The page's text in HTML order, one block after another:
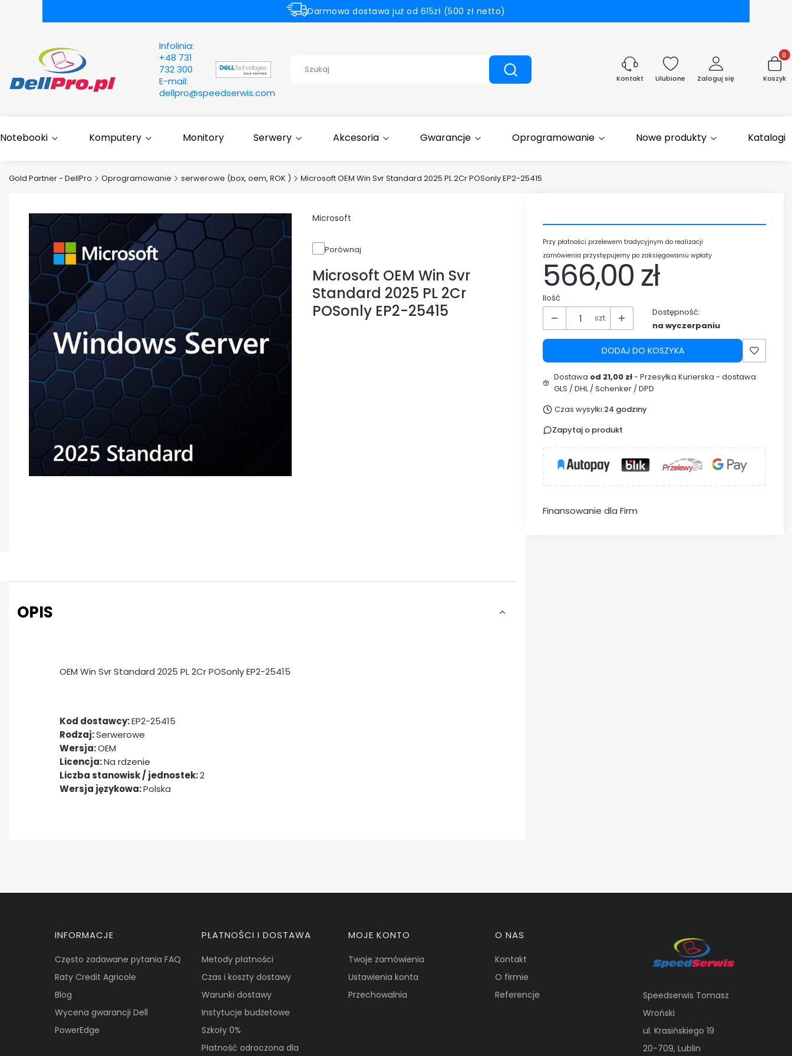
Darmowa dostawa już od 615zł (500 zł netto)
Infolinia:
+48 731
732 300
E-mail:
dellpro@speedserwis.com
WyczyśćSzukaj Kontakt Ulubione Zaloguj się Koszyk
Notebooki Komputery Monitory Serwery Akcesoria Gwarancje Oprogramowanie Nowe produkty Katalogi
Gold Partner - DellPro Oprogramowanie serwerowe (box, oem, ROK ) Microsoft OEM Win Svr Standard 2025 PL 2Cr POSonly EP2-25415
Microsoft
Porównaj
Microsoft OEM Win Svr
Standard 2025 PL 2Cr
POSonly EP2-25415
OPIS
OEM Win Svr Standard 2025 PL 2Cr POSonly EP2-25415
Kod dostawcy:EP2-25415
Rodzaj:Serwerowe
Wersja:OEM
Licencja:Na rdzenie
Liczba stanowisk / jednostek:2
Wersja językowa:Polska
Przy płatności przelewem tradycyjnym do realizacji
zamówienia przystępujemy po zaksięgowaniu wpłaty
566,00 zł
Ilość
szt.
Dostępność:
na wyczerpaniu
DODAJ DO KOSZYKA
Dostawa od 21,00 zł- Przesyłka Kurierska - dostawa
GLS / DHL / Schenker / DPD
Czas wysyłki:24 godziny
Zapytaj o produkt
Finansowanie dla Firm
Linki w stopce
INFORMACJE
Często zadawane pytania FAQ
Raty Credit Agricole
Blog
Wycena gwarancji Dell
PowerEdge
PŁATNOŚCI I DOSTAWA
Metody płatności
Czas i koszty dostawy
Warunki dostawy
Instytucje budżetowe
Szkoły 0%
Płatność odroczona dla
MOJE KONTO
Twoje zamówienia
Ustawienia konta
Przechowalnia
O NAS
Kontakt
O firmie
Referencje
Speedserwis Tomasz
Wroński
ul. Krasińskiego 19
20-709, Lublin